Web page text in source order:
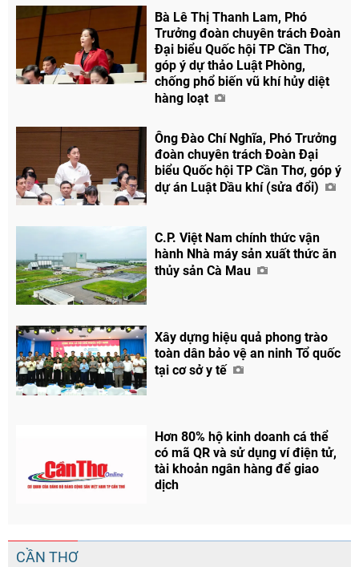
Chia sẻ
Facebook
Bà Lê Thị Thanh Lam, Phó
Trưởng đoàn chuyên trách Đoàn
Đại biểu Quốc hội TP Cần Thơ,
góp ý dự thảo Luật Phòng,
chống phổ biến vũ khí hủy diệt
hàng loạt
Ông Đào Chí Nghĩa, Phó Trưởng
đoàn chuyên trách Đoàn Đại
biểu Quốc hội TP Cần Thơ, góp ý
dự án Luật Dầu khí (sửa đổi)
C.P. Việt Nam chính thức vận
hành Nhà máy sản xuất thức ăn
thủy sản Cà Mau
Xây dựng hiệu quả phong trào
toàn dân bảo vệ an ninh Tổ quốc
tại cơ sở y tế
Hơn 80% hộ kinh doanh cá thể
có mã QR và sử dụng ví điện tử,
tài khoản ngân hàng để giao
dịch
CẦN THƠ